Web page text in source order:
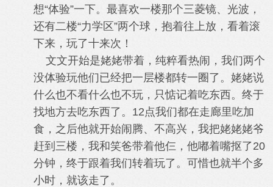
想“体验”一下。最喜欢一楼那个三菱镜、光波，
还有二楼“力学区”两个球，抱着往上放，看着滚
下来，玩了十来次！
文文开始是姥姥带着，纯粹看热闹，我们两个
没体验玩他们已经把一层楼都转一圈了。姥姥说
什么也不看什么也不玩，只惦记着吃东西。终于
找地方去吃东西了。12点我们都在走廊里吃加
食，之后他就开始闹腾、不高兴，我把姥姥姥爷
赶到三楼，我和笑爸带着他仨，他嘟着嘴抠了20
分钟，终于跟着我们转着玩了。可惜也就半个多
小时，就该走了。